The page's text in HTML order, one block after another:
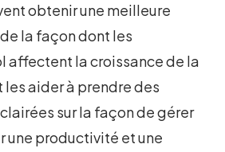
obtenir une meilleure
la façon dont les
affectent la croissance de la
aider à prendre des
sur la façon de gérer
une productivité et une